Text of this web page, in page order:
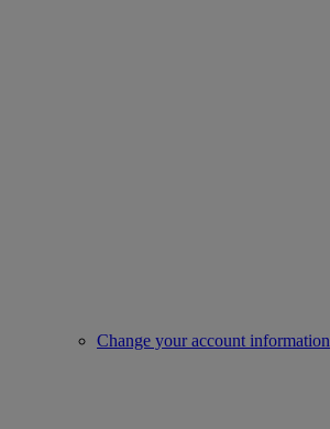
Change your account information